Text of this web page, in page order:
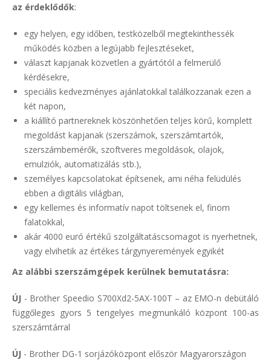
az érdeklődők:
egy helyen, egy időben, testközelből megtekinthessék
működés közben a legújabb fejlesztéseket,
választ kapjanak közvetlen a gyártótól a felmerülő
kérdésekre,
speciális kedvezményes ajánlatokkal találkozzanak ezen a
két napon,
a kiállító partnereknek köszönhetően teljes körű, komplett
megoldást kapjanak (szerszámok, szerszámtartók,
szerszámbemérők, szoftveres megoldások, olajok,
emulziók, automatizálás stb.),
személyes kapcsolatokat építsenek, ami néha felüdülés
ebben a digitális világban,
egy kellemes és informatív napot töltsenek el, finom
falatokkal,
akár 4000 euró értékű szolgáltatáscsomagot is nyerhetnek,
vagy elvihetik az értékes tárgynyeremények egyikét
Az alábbi szerszámgépek kerülnek bemutatásra:
ÚJ - Brother Speedio S700Xd2-5AX-100T – az EMO-n debütáló
függőleges gyors 5 tengelyes megmunkáló központ 100-as
szerszámtárral
ÚJ - Brother DG-1 sorjázóközpont először Magyarországon